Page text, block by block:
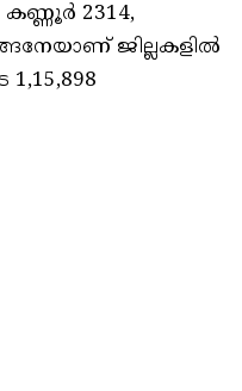
കണ്ണൂര്‍ 2314,
ജില്ലകളില്‍